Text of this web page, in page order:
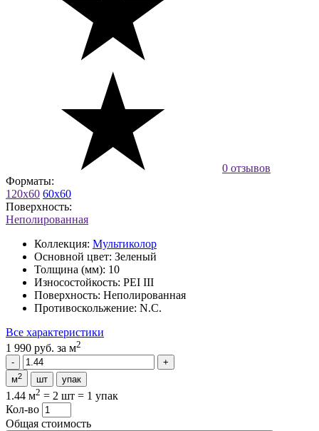
0 отзывов
Форматы:
120x60 60x60
Поверхность:
Неполированная
Коллекция: Мультиколор
Основной цвет: Зеленый
Толщина (мм): 10
Износостойкость: PEI III
Поверхность: Неполированная
Противоскольжение: N.C.
Все характеристики
1 990 руб. за м2
м2 шт упак
1.44 м2 = 2 шт = 1 упак
Кол-во
Общая стоимость